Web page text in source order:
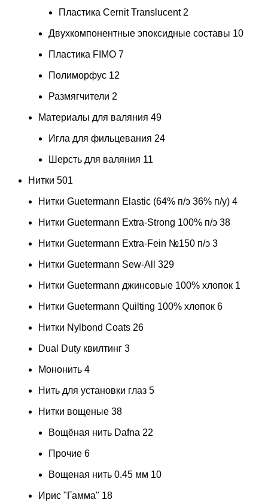
Пластика Cernit Translucent 2
Двухкомпонентные эпоксидные составы 10
Пластика FIMO 7
Полиморфус 12
Размягчители 2
Материалы для валяния 49
Игла для фильцевания 24
Шерсть для валяния 11
Нитки 501
Нитки Guetermann Elastic (64% п/э 36% п/у) 4
Нитки Guetermann Extra-Strong 100% п/э 38
Нитки Guetermann Extra-Fein №150 п/э 3
Нитки Guetermann Sew-All 329
Нитки Guetermann джинсовые 100% хлопок 1
Нитки Guetermann Quilting 100% хлопок 6
Нитки Nylbond Coats 26
Dual Duty квилтинг 3
Мононить 4
Нить для установки глаз 5
Нитки вощеные 38
Вощёная нить Dafna 22
Прочие 6
Вощеная нить 0.45 мм 10
Ирис "Гамма" 18